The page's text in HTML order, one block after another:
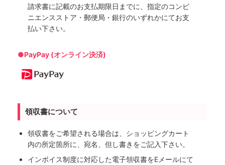
請求書に記載のお支払期限日までに、指定のコンビ
ニエンスストア・郵便局・銀行のいずれかにてお支
払い下さい。
●PayPay (オンライン決済)
領収書について
領収書をご希望される場合は、ショッピングカート
内の所定箇所に、宛名、但し書きをご記入下さい。
インボイス制度に対応した電子領収書をEメールにて